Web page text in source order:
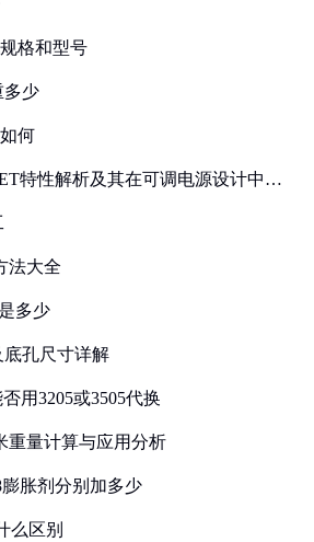
格和型号
多少
何
特性解析及其在可调电源设计中的
法大全
多少
底孔尺寸详解
用3205或3505代换
重量计算与应用分析
胀剂分别加多少
么区别